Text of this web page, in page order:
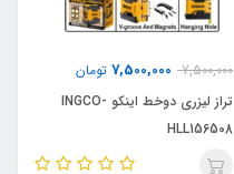
7,500,000
7,500,000 تومان
تراز لیزری دوخط اینکو INGCO-
HLL156508